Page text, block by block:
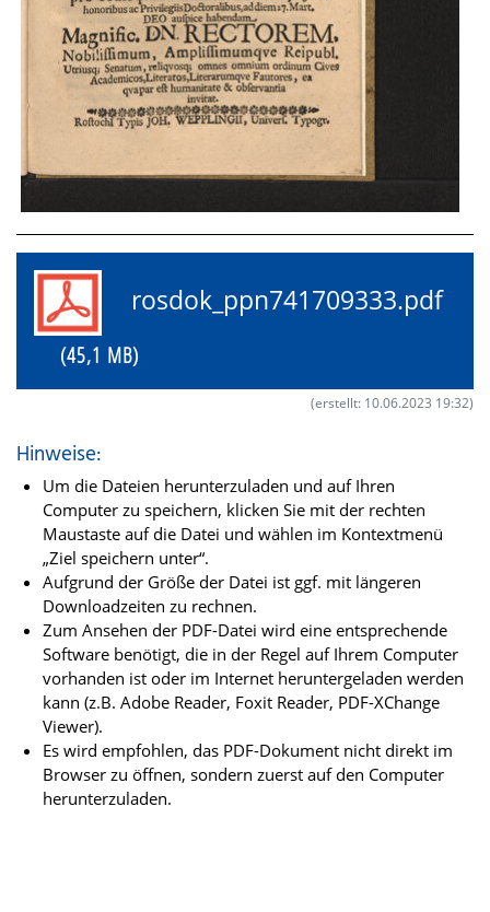
rosdok_ppn741709333.pdf
(45,1 MB)
(erstellt: 10.06.2023 19:32)
Hinweise:
Um die Dateien herunterzuladen und auf Ihren
Computer zu speichern, klicken Sie mit der rechten
Maustaste auf die Datei und wählen im Kontextmenü
„Ziel speichern unter“.
Aufgrund der Größe der Datei ist ggf. mit längeren
Downloadzeiten zu rechnen.
Zum Ansehen der PDF-Datei wird eine entsprechende
Software benötigt, die in der Regel auf Ihrem Computer
vorhanden ist oder im Internet heruntergeladen werden
kann (z.B. Adobe Reader, Foxit Reader, PDF-XChange
Viewer).
Es wird empfohlen, das PDF-Dokument nicht direkt im
Browser zu öffnen, sondern zuerst auf den Computer
herunterzuladen.